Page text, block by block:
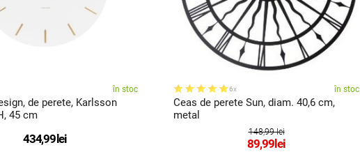
în stoc
de perete, Karlsson
45 cm
434,99 lei
6x în stoc
Ceas de perete Sun, diam. 40,6 cm,
metal
148,99 lei
89,99 lei